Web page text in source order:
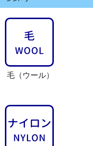
毛 （ウール）